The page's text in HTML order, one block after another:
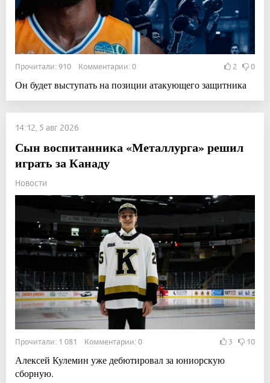
Прочитали: 910 Комментарии: 0 2 0
Он будет выступать на позиции атакующего защитника
14:12, 5 авг 2026
Сын воспитанника «Металлурга» решил
играть за Канаду
Новости
Прочитали: 1 081 Комментарии: 0 3 10
Алексей Кулемин уже дебютировал за юниорскую
сборную.